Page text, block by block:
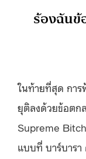
ร้องฉันข้
ในท้ายที่สุด การ
ยุติลงด้วยข้อตก
Supreme
แบบที่ บาร์บารา